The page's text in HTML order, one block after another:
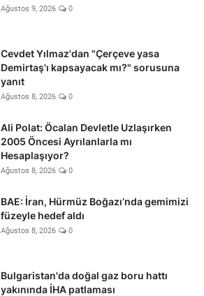
Ağustos 9, 2026 0
Cevdet Yılmaz'dan "Çerçeve yasa
Demirtaş'ı kapsayacak mı?" sorusuna
yanıt
Ağustos 8, 2026 0
Ali Polat: Öcalan Devletle Uzlaşırken
2005 Öncesi Ayrılanlarla mı
Hesaplaşıyor?
Ağustos 8, 2026 0
BAE: İran, Hürmüz Boğazı’nda gemimizi
füzeyle hedef aldı
Ağustos 8, 2026 0
Bulgaristan'da doğal gaz boru hattı
yakınında İHA patlaması